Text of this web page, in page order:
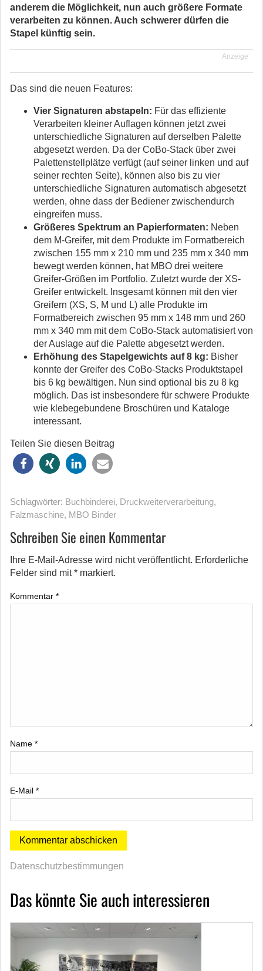
anderem die Möglichkeit, nun auch größere Formate
verarbeiten zu können. Auch schwerer dürfen die
Stapel künftig sein.
Anzeige
Das sind die neuen Features:
Vier Signaturen abstapeln: Für das effiziente
Verarbeiten kleiner Auflagen können jetzt zwei
unterschiedliche Signaturen auf derselben Palette
abgesetzt werden. Da der CoBo-Stack über zwei
Palettenstellplätze verfügt (auf seiner linken und auf
seiner rechten Seite), können also bis zu vier
unterschiedliche Signaturen automatisch abgesetzt
werden, ohne dass der Bediener zwischendurch
eingreifen muss.
Größeres Spektrum an Papierformaten: Neben
dem M-Greifer, mit dem Produkte im Formatbereich
zwischen 155 mm x 210 mm und 235 mm x 340 mm
bewegt werden können, hat MBO drei weitere
Greifer-Größen im Portfolio. Zuletzt wurde der XS-
Greifer entwickelt. Insgesamt können mit den vier
Greifern (XS, S, M und L) alle Produkte im
Formatbereich zwischen 95 mm x 148 mm und 260
mm x 340 mm mit dem CoBo-Stack automatisiert von
der Auslage auf die Palette abgesetzt werden.
Erhöhung des Stapelgewichts auf 8 kg: Bisher
konnte der Greifer des CoBo-Stacks Produktstapel
bis 6 kg bewältigen. Nun sind optional bis zu 8 kg
möglich. Das ist insbesondere für schwere Produkte
wie klebegebundene Broschüren und Kataloge
interessant.
Teilen Sie diesen Beitrag
Schlagwörter: Buchbinderei, Druckweiterverarbeitung,
Falzmaschine, MBO Binder
Schreiben Sie einen Kommentar
Ihre E-Mail-Adresse wird nicht veröffentlicht. Erforderliche
Felder sind mit* markiert.
Kommentar *
Name *
E-Mail *
Datenschutzbestimmungen
Das könnte Sie auch interessieren